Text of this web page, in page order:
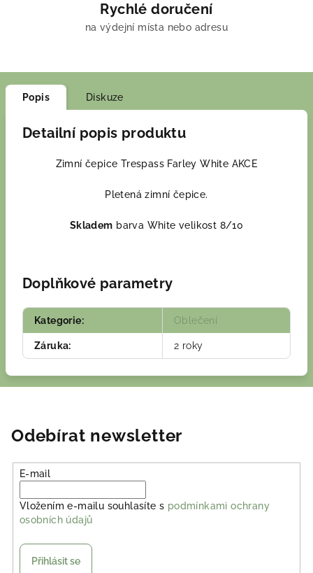
Rychlé doručení
na výdejní místa nebo adresu
Popis Diskuze
Detailní popis produktu
Zimní čepice Trespass Farley White AKCE
Pletená zimní čepice.
Skladem barva White velikost 8/10
Doplňkové parametry
Kategorie: Oblečení
Záruka: 2 roky
Odebírat newsletter
E-mail
Vložením e-mailu souhlasíte s podmínkami ochrany
osobních údajů
Přihlásit se